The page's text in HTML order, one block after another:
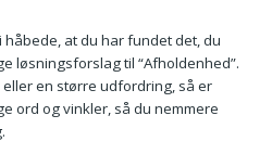
håbede, at du har fundet det, du
løsningsforslag til “Afholdenhed”.
en større udfordring, så er
ord og vinkler, så du nemmere